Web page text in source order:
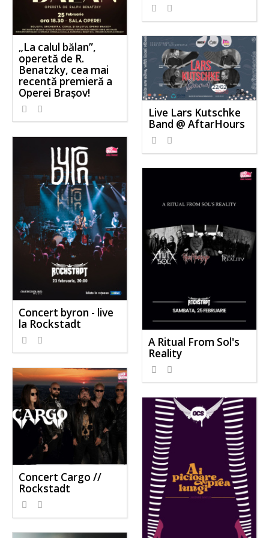
„La calul bălan”,
operetă de R.
Benatzky, cea mai
recentă premieră a
Operei Brașov!
Live Lars Kutschke
Band @ AftarHours
Concert byron - live
la Rockstadt
A Ritual From Sol's
Reality
Concert Cargo //
Rockstadt